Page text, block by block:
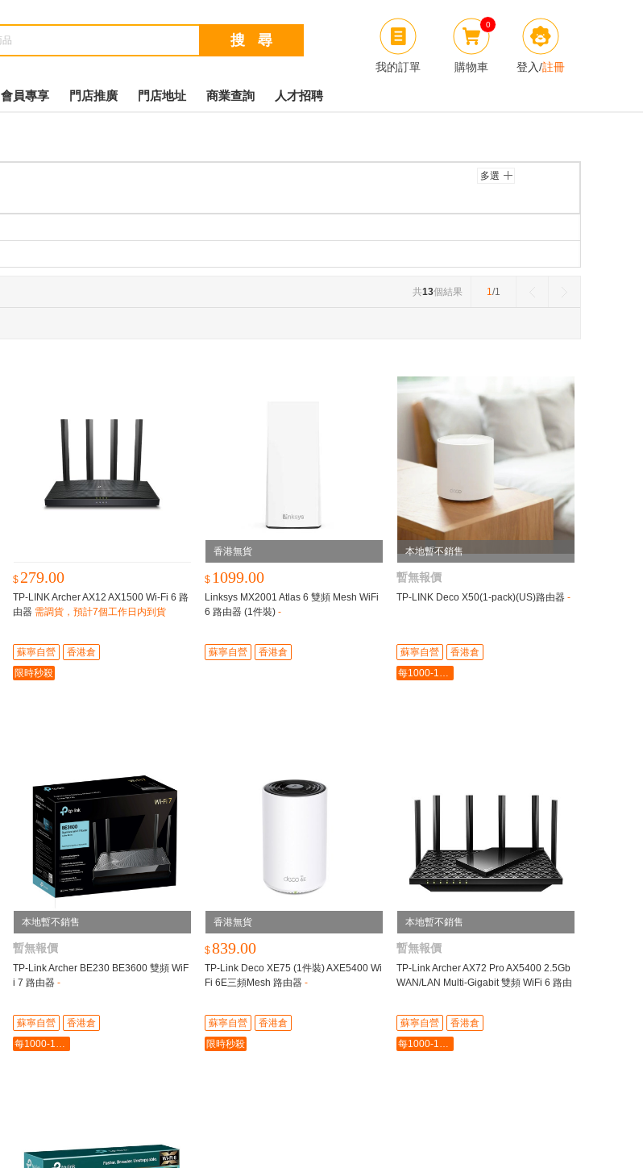
我的訂單
0
購物車 登入/註冊
會員專享 門店推廣 門店地址 商業查詢 人才招聘
多選
1/1
共13個結果
$ 279.00
TP-LINK Archer AX12 AX1500 Wi-Fi 6 路
由器 需調貨，預計7個工作日内到貨
蘇寧自營
香港倉
限時秒殺
香港無貨
$ 1099.00
Linksys MX2001 Atlas 6 雙頻 Mesh WiFi
6 路由器 (1件裝) -
蘇寧自營 香港倉
本地暫不銷售
暫無報價
TP-LINK Deco X50(1-pack)(US)路由器 -
蘇寧自營
香港倉
每1000-100最多-5000
本地暫不銷售
暫無報價
TP-Link Archer BE230 BE3600 雙頻 WiF
i 7 路由器 -
蘇寧自營
香港倉
每1000-100最多-5000
香港無貨
$839.00
TP-Link Deco XE75 (1件裝) AXE5400 Wi
Fi 6E三頻Mesh 路由器 -
蘇寧自營
香港倉
限時秒殺
本地暫不銷售
暫無報價
TP-Link Archer AX72 Pro AX5400 2.5Gb
WAN/LAN Multi-Gigabit 雙頻 WiFi 6 路由
蘇寧自營
香港倉
每1000-100最多-5000